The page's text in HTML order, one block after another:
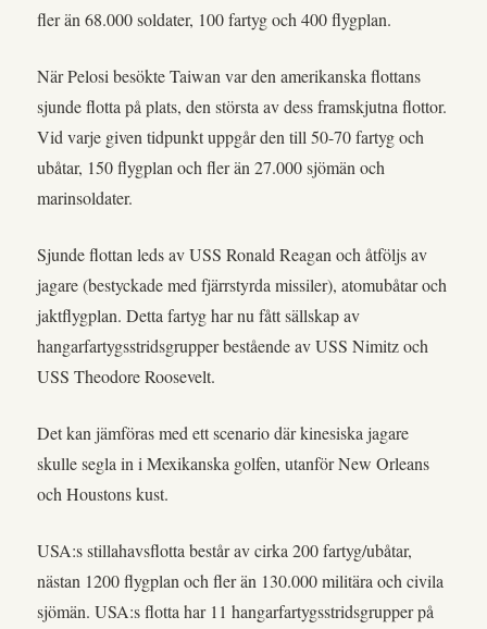
fler än 68.000 soldater, 100 fartyg och 400 flygplan.
När Pelosi besökte Taiwan var den amerikanska flottans
sjunde flotta på plats, den största av dess framskjutna flottor.
Vid varje given tidpunkt uppgår den till 50-70 fartyg och
ubåtar, 150 flygplan och fler än 27.000 sjömän och
marinsoldater.
Sjunde flottan leds av USS Ronald Reagan och åtföljs av
jagare (bestyckade med fjärrstyrda missiler), atomubåtar och
jaktflygplan. Detta fartyg har nu fått sällskap av
hangarfartygsstridsgrupper bestående av USS Nimitz och
USS Theodore Roosevelt.
Det kan jämföras med ett scenario där kinesiska jagare
skulle segla in i Mexikanska golfen, utanför New Orleans
och Houstons kust.
USA:s stillahavsflotta består av cirka 200 fartyg/ubåtar,
nästan 1200 flygplan och fler än 130.000 militära och civila
sjömän. USA:s flotta har 11 hangarfartygsstridsgrupper på